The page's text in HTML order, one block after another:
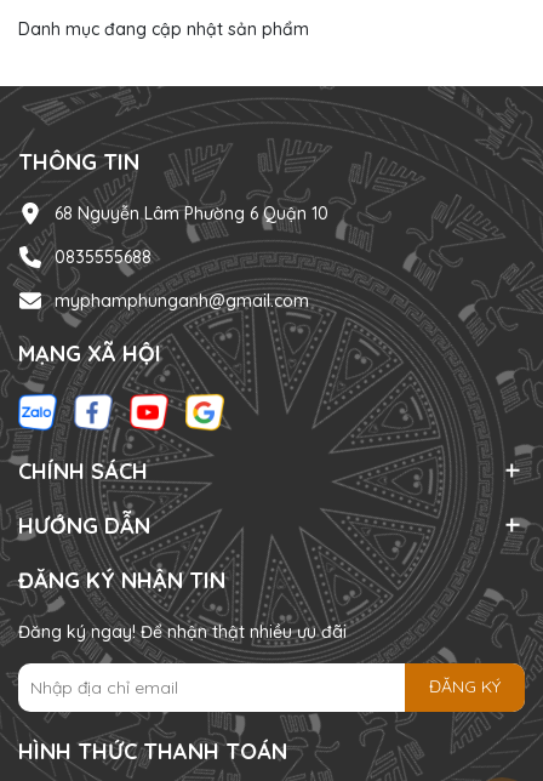
Danh mục đang cập nhật sản phẩm
THÔNG TIN
68 Nguyễn Lâm Phường 6 Quận 10
0835555688
myphamphunganh@gmail.com
MẠNG XÃ HỘI
CHÍNH SÁCH
HƯỚNG DẪN
ĐĂNG KÝ NHẬN TIN
Đăng ký ngay! Để nhận thật nhiều ưu đãi
ĐĂNG KÝ
HÌNH THỨC THANH TOÁN